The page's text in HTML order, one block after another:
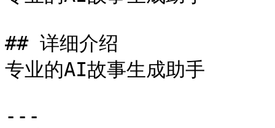
## 详细介绍
专业的AI故事生成助手
---